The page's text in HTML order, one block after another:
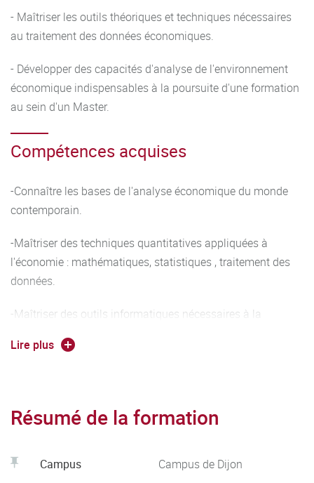
- Maîtriser les outils théoriques et techniques nécessaires
au traitement des données économiques.
- Développer des capacités d'analyse de l'environnement
économique indispensables à la poursuite d'une formation
au sein d'un Master.
Compétences acquises
-Connaître les bases de l'analyse économique du monde
contemporain.
-Maîtriser des techniques quantitatives appliquées à
l'économie : mathématiques, statistiques , traitement des
données.
-Maîtriser des outils informatiques nécessaires à la
bureautique, informatique appliquée aux statistiques.
l'optique d'une poursuite d'études ou dans la vie
professionnelle et personnelle future.
Lire plus
Résumé de la formation
Campus Campus de Dijon